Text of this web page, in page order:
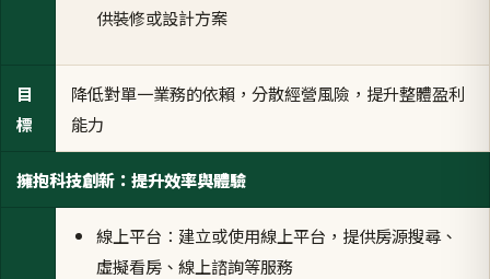
供裝修或設計方案
目
標
降低對單一業務的依賴，分散經營風險，提升整體盈利
能力
擁抱科技創新：提升效率與體驗
線上平台：建立或使用線上平台，提供房源搜尋、
虛擬看房、線上諮詢等服務